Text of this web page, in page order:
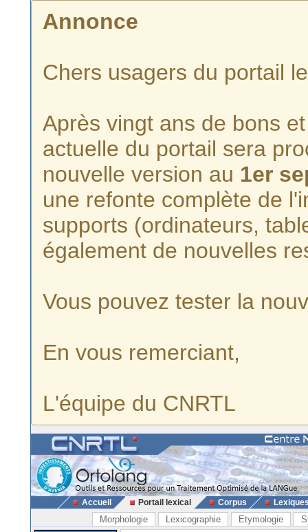
Annonce
Chers usagers du portail
Après vingt ans de bons
actuelle du portail sera
nouvelle version au 1er
une refonte complète de
supports (ordinateurs,
également de nouvelles
Vous pouvez tester la
En vous remerciant,
L'équipe du CNRTL
Accueil Portail lexical Corpus
Morphologie Lexicographie Etymologie